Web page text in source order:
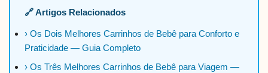
🔗 Artigos Relacionados
› Os Dois Melhores Carrinhos de Bebê para Conforto e
Praticidade — Guia Completo
› Os Três Melhores Carrinhos de Bebê para Viagem —